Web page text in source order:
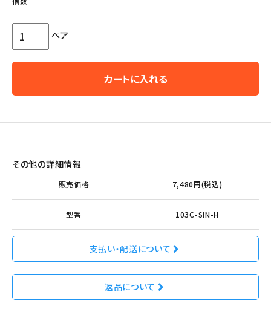
ペア
カートに入れる
その他の詳細情報
販売価格 7,480円(税込)
型番 103C-SIN-H
支払い・配送について
返品について